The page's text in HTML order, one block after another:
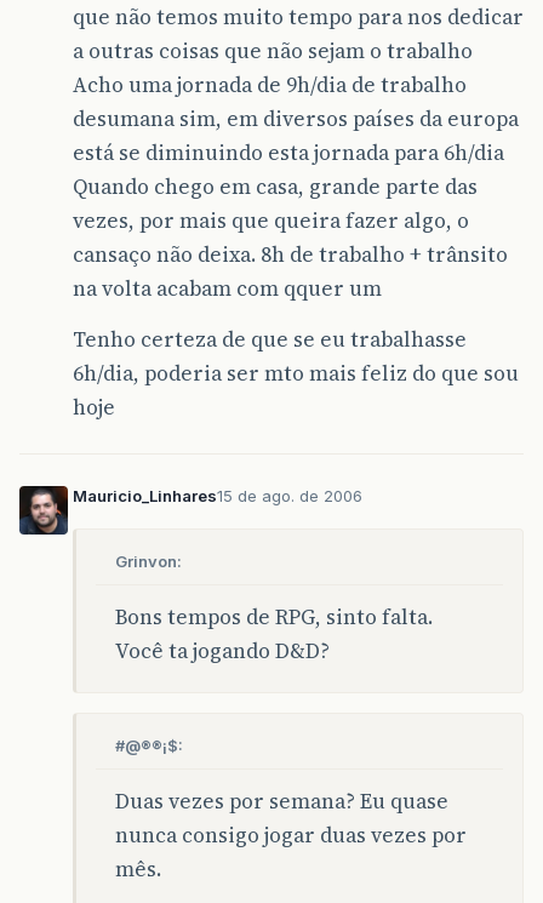
que não temos muito tempo para nos dedicar
a outras coisas que não sejam o trabalho
Acho uma jornada de 9h/dia de trabalho
desumana sim, em diversos países da europa
está se diminuindo esta jornada para 6h/dia
Quando chego em casa, grande parte das
vezes, por mais que queira fazer algo, o
cansaço não deixa. 8h de trabalho + trânsito
na volta acabam com qquer um
Tenho certeza de que se eu trabalhasse
6h/dia, poderia ser mto mais feliz do que sou
hoje
Mauricio_Linhares15 de ago. de 2006
Grinvon:
Bons tempos de RPG, sinto falta.
Você ta jogando D&D?
#@®®¡$:
Duas vezes por semana? Eu quase
nunca consigo jogar duas vezes por
mês.